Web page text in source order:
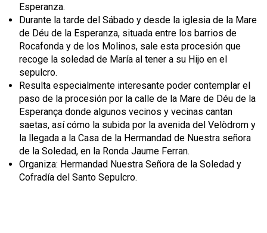
Esperanza.
Durante la tarde del Sábado y desde la iglesia de la Mare
de Déu de la Esperanza, situada entre los barrios de
Rocafonda y de los Molinos, sale esta procesión que
recoge la soledad de María al tener a su Hijo en el
sepulcro.
Resulta especialmente interesante poder contemplar el
paso de la procesión por la calle de la Mare de Déu de la
Esperança donde algunos vecinos y vecinas cantan
saetas, así cómo la subida por la avenida del Velòdrom y
la llegada a la Casa de la Hermandad de Nuestra señora
de la Soledad, en la Ronda Jaume Ferran.
Organiza: Hermandad Nuestra Señora de la Soledad y
Cofradía del Santo Sepulcro.